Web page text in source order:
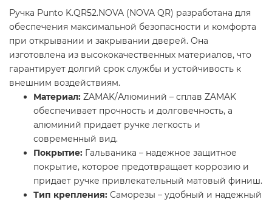
Ручка Punto K.QR52.NOVA (NOVA QR) разработана для
обеспечения максимальной безопасности и комфорта
при открывании и закрывании дверей. Она
изготовлена из высококачественных материалов, что
гарантирует долгий срок службы и устойчивость к
внешним воздействиям.
Материал: ZAMAK/Алюминий – сплав ZAMAK
обеспечивает прочность и долговечность, а
алюминий придает ручке легкость и
современный вид.
Покрытие: Гальваника – надежное защитное
покрытие, которое предотвращает коррозию и
придает ручке привлекательный матовый финиш.
Тип крепления: Саморезы – удобный и надежный